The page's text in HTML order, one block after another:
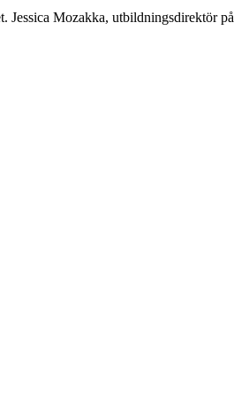
Jessica Mozakka, utbildningsdirektör på